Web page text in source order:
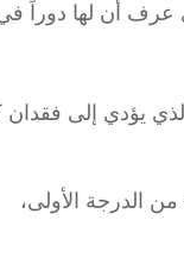
عرف أن لها دوراً
يحرق 100 سعرة حرارية الأمر الذي يؤدي إلى
الدرجة الأولى،